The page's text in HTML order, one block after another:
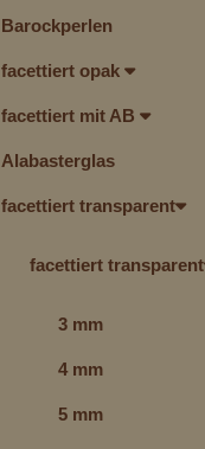
Barockperlen
facettiert opak
facettiert mit AB
Alabasterglas
facettiert transparent
facettiert transparent
3 mm
4 mm
5 mm